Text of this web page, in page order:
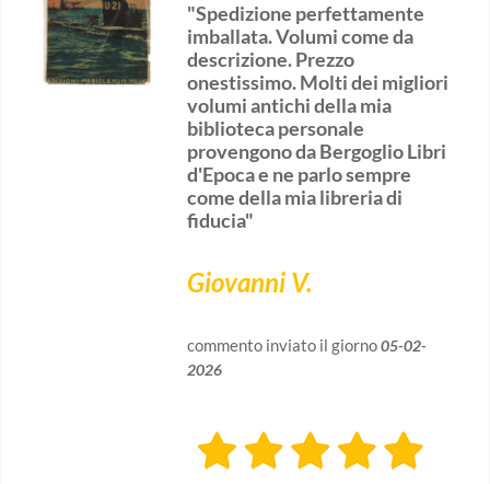
"Spedizione perfettamente
imballata. Volumi come da
descrizione. Prezzo
onestissimo. Molti dei migliori
volumi antichi della mia
biblioteca personale
provengono da Bergoglio Libri
d'Epoca e ne parlo sempre
come della mia libreria di
fiducia"
Giovanni V.
commento inviato il giorno05-02-
2026